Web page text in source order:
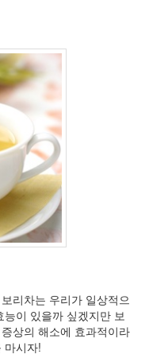
리차는 우리가 일상적으
이 있을까 싶겠지만 보
상의 해소에 효과적이라
마시자!